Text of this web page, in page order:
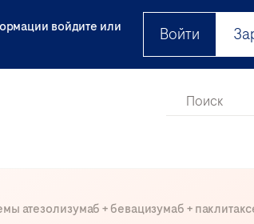
войдите или
Войти
атезолизумаб + бевацизумаб +